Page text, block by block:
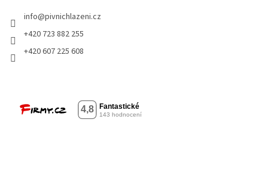
info@pivnichlazeni.cz
+420 723 882 255
+420 607 225 608